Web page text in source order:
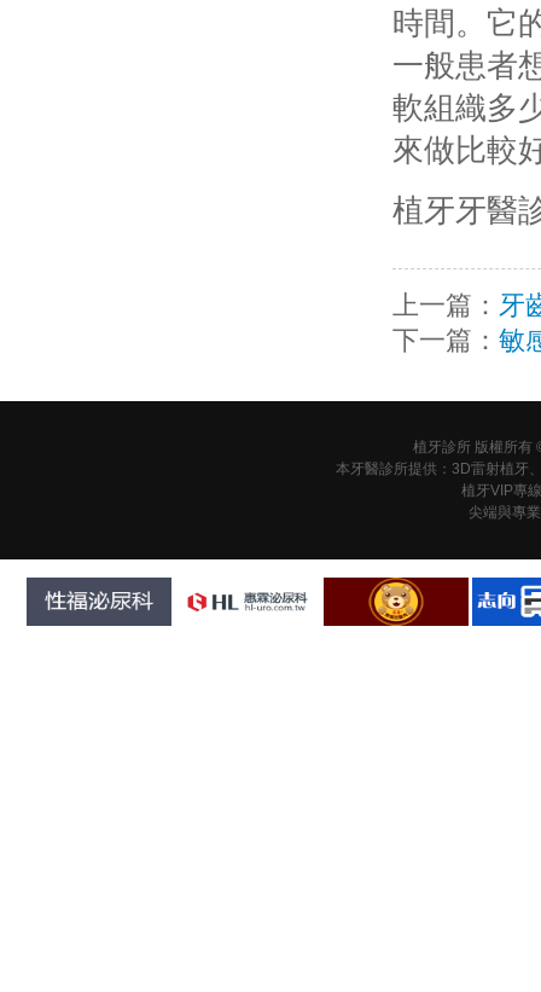
時間。 它
一般患者
軟組織多
來做比較
植牙牙醫
上一篇： 牙
下一篇： 敏
植牙診所 版權所有
本牙醫診所提供：3D雷射植牙
植牙VIP專
尖端與專